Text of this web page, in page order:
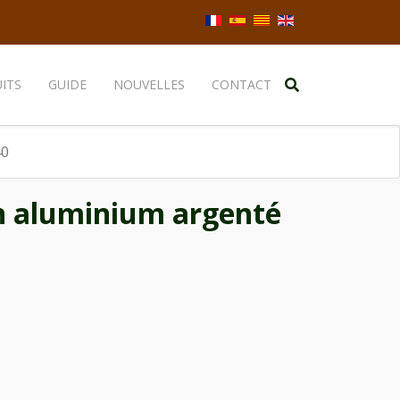
Sélectionnez votre langue
GUIDE NOUVELLES CONTACT
aluminium argenté